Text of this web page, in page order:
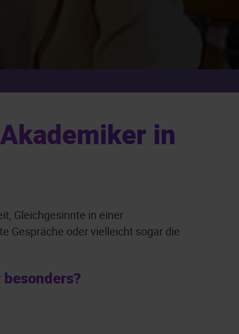
in
Gleichgesinnte in einer
Gespräche oder vielleicht sogar die